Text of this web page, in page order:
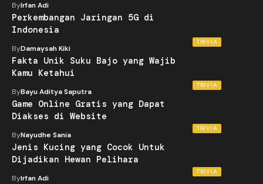
ByIrfan Adi
TRIVIA
Perkembangan Jaringan 5G di
Indonesia
ByDamaysah Kiki
TRIVIA
Fakta Unik Suku Bajo yang Wajib
Kamu Ketahui
ByBayu Aditya Saputra
TRIVIA
Game Online Gratis yang Dapat
Diakses di Website
ByNayudhe Sania
TRIVIA
Jenis Kucing yang Cocok Untuk
Dijadikan Hewan Pelihara
ByIrfan Adi